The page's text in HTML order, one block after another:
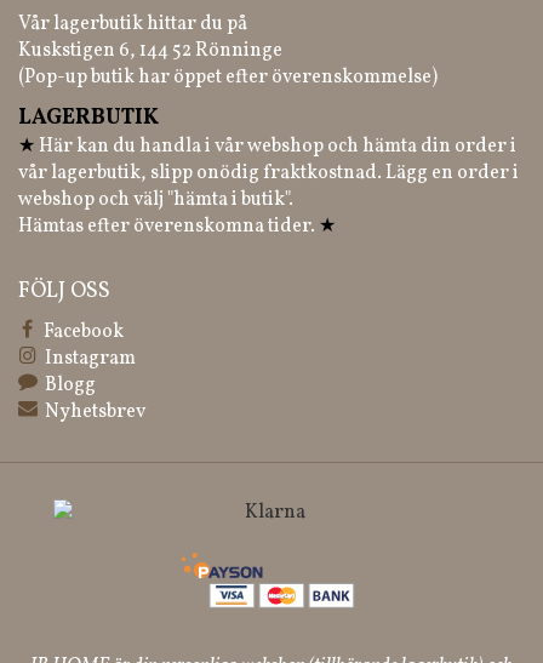
Vår lagerbutik hittar du på
Kuskstigen 6, 144 52 Rönninge
(Pop-up butik har öppet efter överenskommelse)
LAGERBUTIK
★ Här kan du handla i vår webshop och hämta din order i
vår lagerbutik, slipp onödig fraktkostnad. Lägg en order i
webshop och välj "hämta i butik".
Hämtas efter överenskomna tider. ★
FÖLJ OSS
Facebook
Instagram
Blogg
Nyhetsbrev